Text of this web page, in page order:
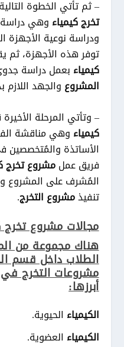
– ثم تأتي الخطوة
تخرج كيمياء وهي دراسة
ودراسة نوعية
توفر هذه الأجهزة،
كيمياء بعمل دراسة
المشروع والجهد اللازم
– وتأتي المرحلة
كيمياء وهي مناقشة
الأساتذة والمُتخصصين
فريق عملمشروع تخرج
المُشرف على المشروع
تنفيذمشروع التخرج.
مجالات مشروع تخرج
هناك مجموعة من
الطلاب داخل قسم
مشروعات التخرج
أبرزها:
الكيمياء الحيوية.
الكيمياء العضوية.